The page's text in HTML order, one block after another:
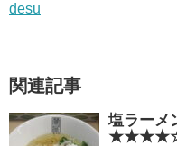
desu
関連記事
塩ラーメ